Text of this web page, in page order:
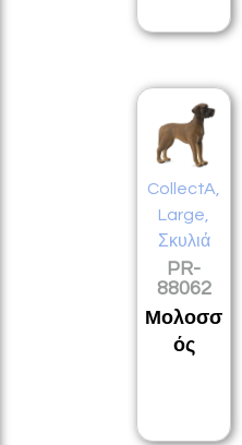
CollectA
Large
Σκυλιά
PR-
88062
Μολοσσ
ός